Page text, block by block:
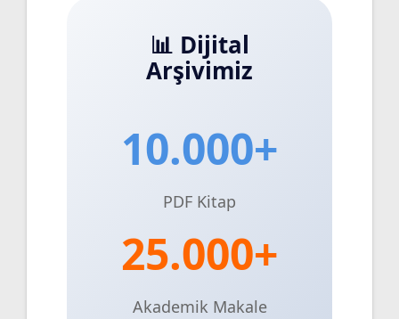
📊 Dijital
Arşivimiz
10.000+
PDF Kitap
25.000+
Akademik Makale